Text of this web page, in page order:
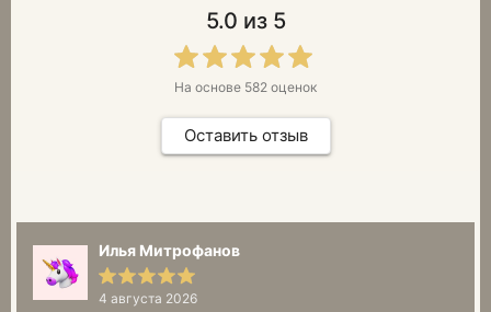
5.0 из 5
На основе 582 оценок
Оставить отзыв
Илья Митрофанов
4 августа 2026